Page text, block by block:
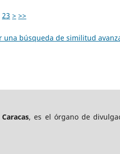
23 > >>
una búsqueda de similitud
, es el órgano de